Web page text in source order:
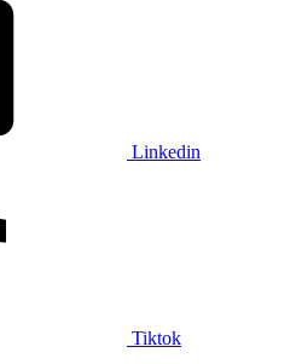
Linkedin
Tiktok